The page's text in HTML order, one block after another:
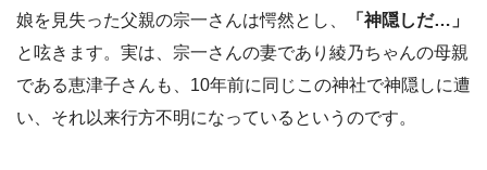
娘を見失った父親の宗一さんは愕然とし、
「神隠しだ…」
と呟きます。実は、宗一さんの妻であり綾乃ちゃんの母親
である恵津子さんも、10年前に同じこの神社で神隠しに遭
い、それ以来行方不明になっているというのです。